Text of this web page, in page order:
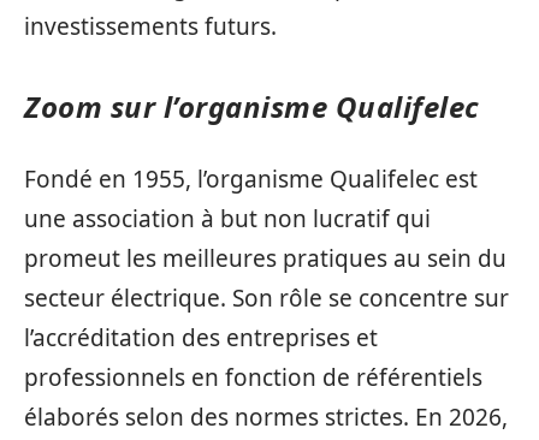
investissements futurs.
Zoom sur l’organisme Qualifelec
Fondé en 1955, l’organisme Qualifelec est
une association à but non lucratif qui
promeut les meilleures pratiques au sein du
secteur électrique. Son rôle se concentre sur
l’accréditation des entreprises et
professionnels en fonction de référentiels
élaborés selon des normes strictes. En 2026,